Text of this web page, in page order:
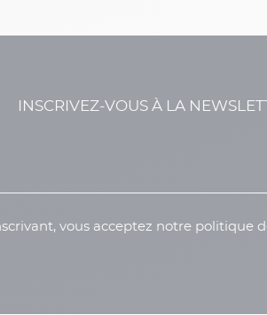
INSCRIVEZ-VOUS À LA
vous acceptez notre politique